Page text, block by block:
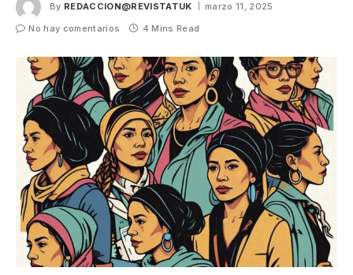
By REDACCION@REVISTATUK
marzo 11, 2025
No hay comentarios
4 Mins Read